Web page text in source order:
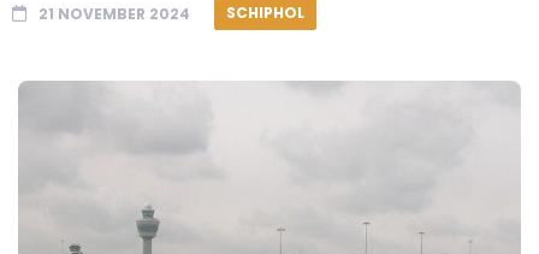
21 NOVEMBER 2024 SCHIPHOL